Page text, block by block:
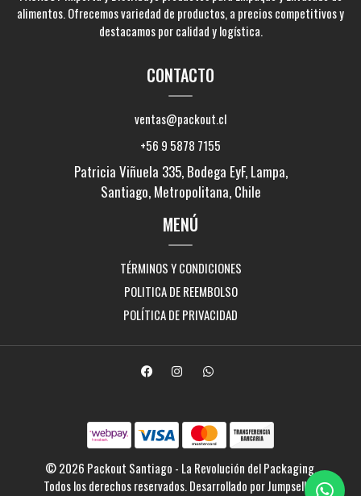
alimentos. Ofrecemos variedad de productos, a precios competitivos y
destacamos por calidad y logística.
CONTACTO
ventas@packout.cl
+56 9 5878 7155
Patricia Viñuela 335, Bodega EyF, Lampa,
Santiago, Metropolitana, Chile
MENÚ
TÉRMINOS Y CONDICIONES
POLITICA DE REEMBOLSO
POLÍTICA DE PRIVACIDAD
© 2026 Packout Santiago - La Revolución del Packaging.
Todos los derechos reservados.Desarrollado por Jumpseller .